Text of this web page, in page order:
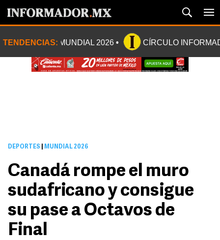
TENDENCIAS: MUNDIAL 2026 CÍRCULO
DEPORTES MUNDIAL 2026
Canadá rompe el muro
sudafricano y consigue
su pase a Octavos de
Final